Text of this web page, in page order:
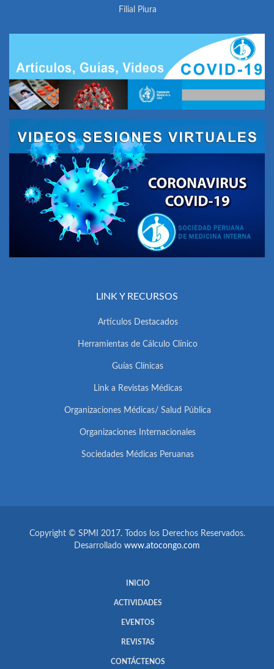
Filial Piura
LINK Y RECURSOS
Artículos Destacados
Herramientas de Cálculo Clínico
Guías Clínicas
Link a Revistas Médicas
Organizaciones Médicas/ Salud Pública
Organizaciones Internacionales
Sociedades Médicas Peruanas
Copyright © SPMI 2017. Todos los Derechos Reservados.
Desarrollado www.atocongo.com
INICIO
ACTIVIDADES
EVENTOS
REVISTAS
CONTÁCTENOS